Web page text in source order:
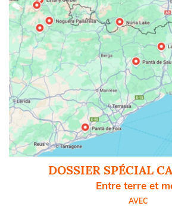
DOSSIER SPÉCIAL
Entre terre et
AVEC